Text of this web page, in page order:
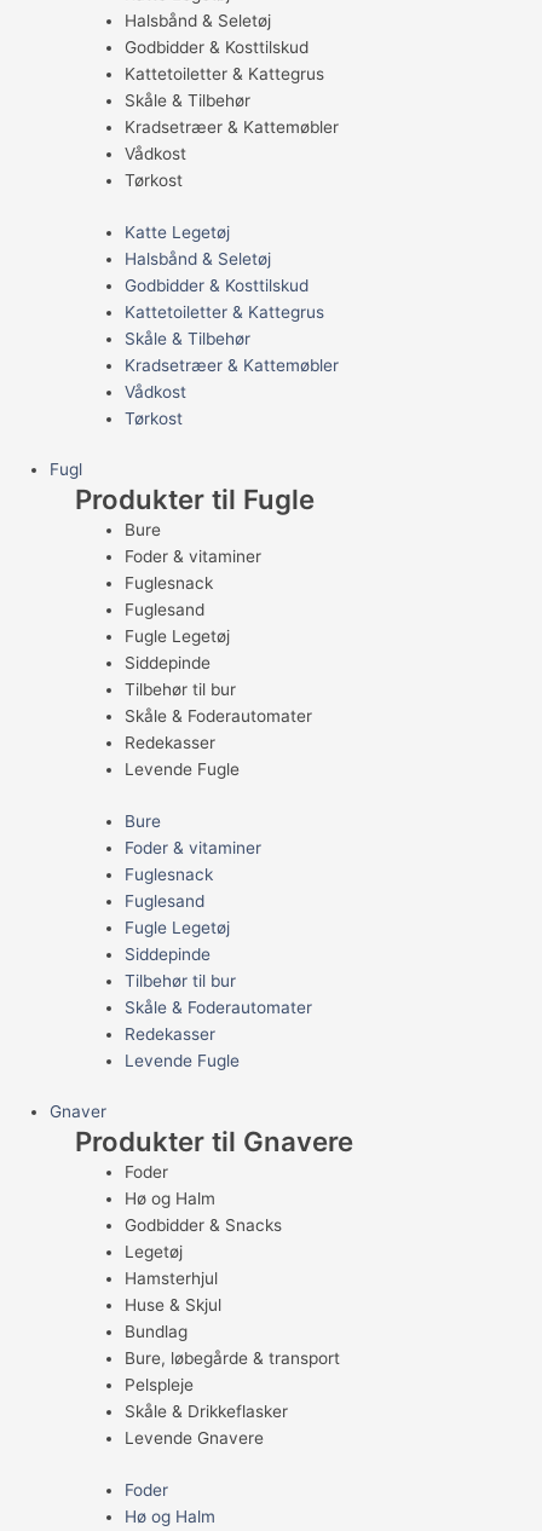
Halsbånd & Seletøj
Godbidder & Kosttilskud
Kattetoiletter & Kattegrus
Skåle & Tilbehør
Kradsetræer & Kattemøbler
Vådkost
Tørkost
Katte Legetøj
Halsbånd & Seletøj
Godbidder & Kosttilskud
Kattetoiletter & Kattegrus
Skåle & Tilbehør
Kradsetræer & Kattemøbler
Vådkost
Tørkost
Fugl
Produkter til Fugle
Bure
Foder & vitaminer
Fuglesnack
Fuglesand
Fugle Legetøj
Siddepinde
Tilbehør til bur
Skåle & Foderautomater
Redekasser
Levende Fugle
Bure
Foder & vitaminer
Fuglesnack
Fuglesand
Fugle Legetøj
Siddepinde
Tilbehør til bur
Skåle & Foderautomater
Redekasser
Levende Fugle
Gnaver
Produkter til Gnavere
Foder
Hø og Halm
Godbidder & Snacks
Legetøj
Hamsterhjul
Huse & Skjul
Bundlag
Bure, løbegårde & transport
Pelspleje
Skåle & Drikkeflasker
Levende Gnavere
Foder
Hø og Halm